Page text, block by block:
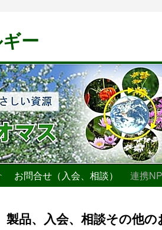
ー
お問合せ（入会、相談） 連携
製品、入会、相談その他の